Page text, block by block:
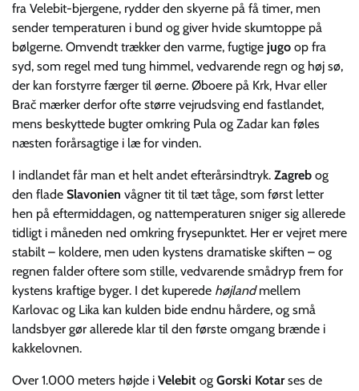
fra Velebit-bjergene, rydder den skyerne på få timer, men
sender temperaturen i bund og giver hvide skumtoppe på
bølgerne. Omvendt trækker den varme, fugtige jugo op fra
syd, som regel med tung himmel, vedvarende regn og høj sø,
der kan forstyrre færger til øerne. Øboere på Krk, Hvar eller
Brač mærker derfor ofte større vejrudsving end fastlandet,
mens beskyttede bugter omkring Pula og Zadar kan føles
næsten forårsagtige i læ for vinden.
I indlandet får man et helt andet efterårsindtryk. Zagreb og
den flade Slavonien vågner tit til tæt tåge, som først letter
hen på eftermiddagen, og nattemperaturen sniger sig allerede
tidligt i måneden ned omkring frysepunktet. Her er vejret mere
stabilt – koldere, men uden kystens dramatiske skiften – og
regnen falder oftere som stille, vedvarende smådryp frem for
kystens kraftige byger. I det kuperede højlandmellem
Karlovac og Lika kan kulden bide endnu hårdere, og små
landsbyer gør allerede klar til den første omgang brænde i
kakkelovnen.
Over 1.000 meters højde i Velebit og Gorski Kotarses de